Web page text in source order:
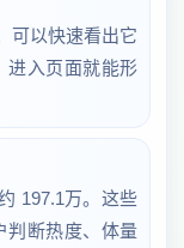
可以快速看出它
进入页面就能形
197.1万。这些
判断热度、体量